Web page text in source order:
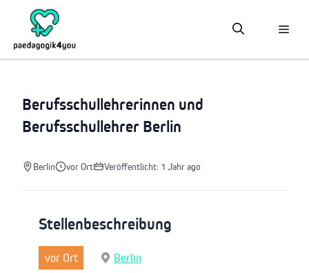
springen
Berufsschullehrerinnen und
Berufsschullehrer Berlin
Berlin vor Ort Veröffentlicht: 1 Jahr ago
Stellenbeschreibung
vor Ort
Berlin